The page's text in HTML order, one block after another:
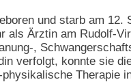
und starb am 12.
als Ärztin am Rudolf-
,
verfolgt, konnte sie
Therapie